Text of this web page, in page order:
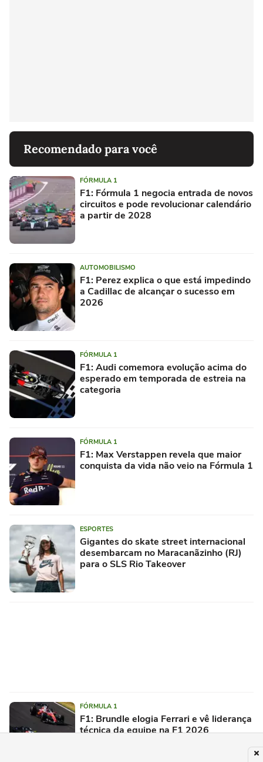
Recomendado para você
FÓRMULA 1
F1: Fórmula 1 negocia entrada de novos
circuitos e pode revolucionar calendário
a partir de 2028
AUTOMOBILISMO
F1: Perez explica o que está impedindo
a Cadillac de alcançar o sucesso em
2026
FÓRMULA 1
F1: Audi comemora evolução acima do
esperado em temporada de estreia na
categoria
FÓRMULA 1
F1: Max Verstappen revela que maior
conquista da vida não veio na Fórmula 1
ESPORTES
Gigantes do skate street internacional
desembarcam no Maracanãzinho (RJ)
para o SLS Rio Takeover
FÓRMULA 1
F1: Brundle elogia Ferrari e vê liderança
técnica da equipe na F1 2026